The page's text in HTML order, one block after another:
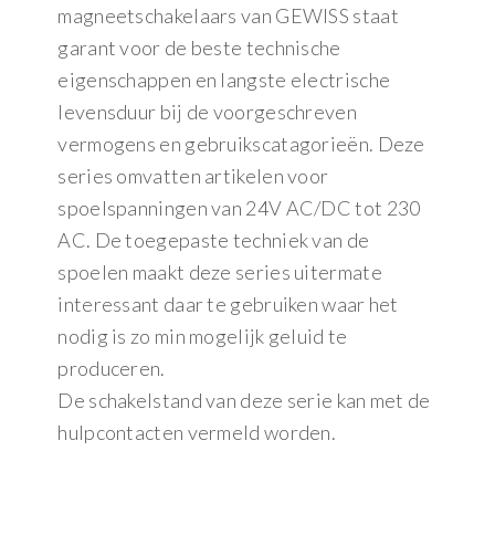
magneetschakelaars van GEWISS staat
garant voor de beste technische
eigenschappen en langste electrische
levensduur bij de voorgeschreven
vermogens en gebruikscatagorieën. Deze
series omvatten artikelen voor
spoelspanningen van 24V AC/DC tot 230
AC. De toegepaste techniek van de
spoelen maakt deze series uitermate
interessant daar te gebruiken waar het
nodig is zo min mogelijk geluid te
produceren.
De schakelstand van deze serie kan met de
hulpcontacten vermeld worden.